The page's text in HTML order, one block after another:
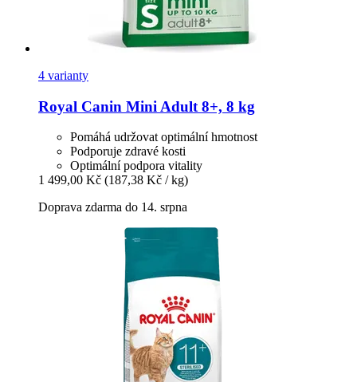
4 varianty
Royal Canin Mini Adult 8+, 8 kg
Pomáhá udržovat optimální hmotnost
Podporuje zdravé kosti
Optimální podpora vitality
1 499,00 Kč (187,38 Kč / kg)
Doprava zdarma do 14. srpna